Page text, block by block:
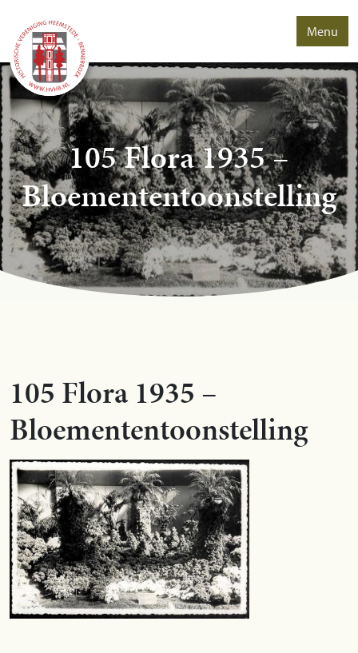
Menu
105 Flora 1935 –
Bloemententoonstelling
105 Flora 1935 –
Bloemententoonstelling